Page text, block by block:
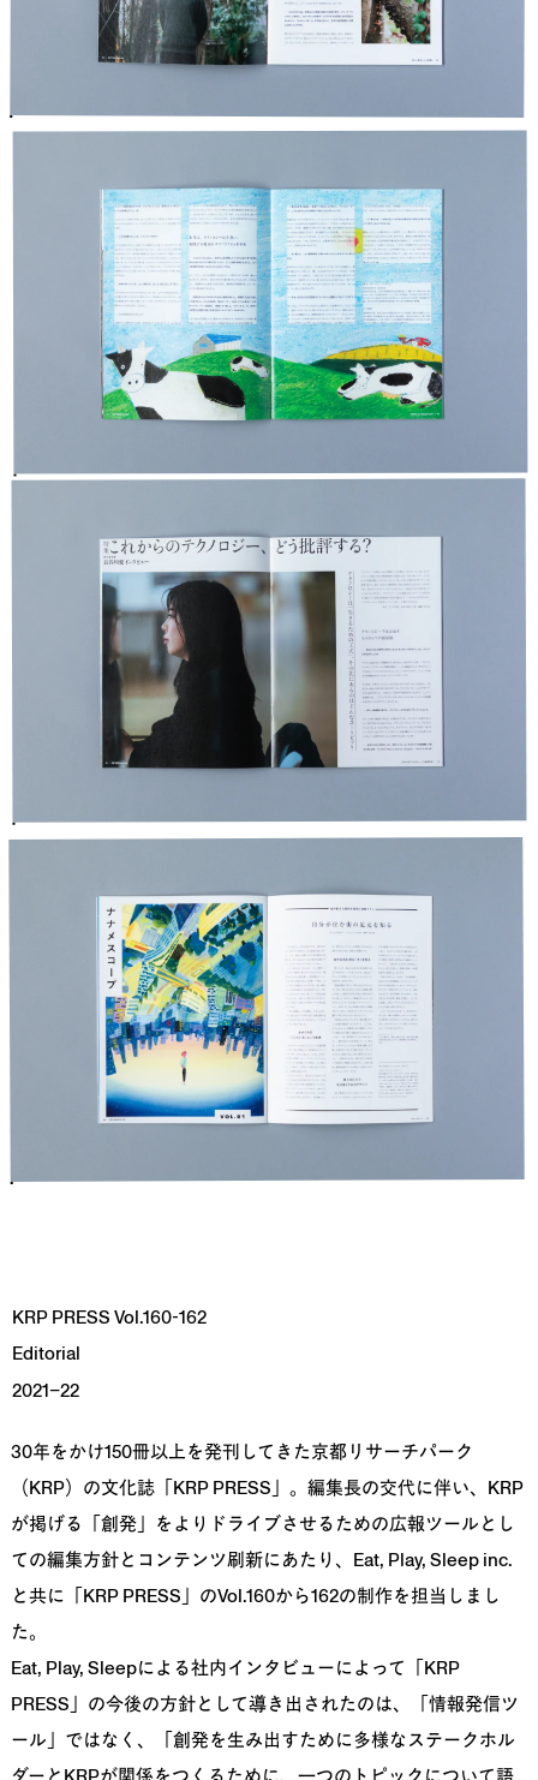
KRP PRESS Vol.160-162
Editorial
2021–22
30年をかけ150冊以上を発刊してきた京都リサーチパーク
（KRP）の文化誌「KRP PRESS」。編集長の交代に伴い、KRP
が掲げる「創発」をよりドライブさせるための広報ツールとし
ての編集方針とコンテンツ刷新にあたり、Eat, Play, Sleep inc.
と共に「KRP PRESS」のVol.160から162の制作を担当しまし
た。
Eat, Play, Sleepによる社内インタビューによって「KRP
PRESS」の今後の方針として導き出されたのは、「情報発信ツ
ール」ではなく、「創発を生み出すために多様なステークホル